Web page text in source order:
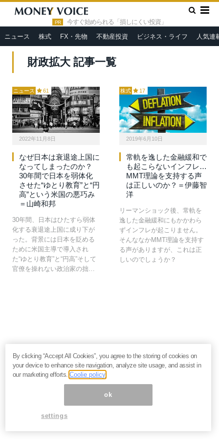
PR 今すぐ始められる「損しにくい投資」
ニュース 株式 FX・先物 不動産投資 ビジネス・ライフ 人気連
HOME » 財政拡大
財政拡大 記事一覧
ニュース 61
2022年11月8日
なぜ日本は衰退途上国に
なってしまったのか？
30年間で日本を弱体化
させた“ゆとり教育”と“円
高”という米国の悪巧み
＝山崎和邦
30年間、日本はひたすら弱体
化する衰退途上国に成り下が
った。背景には日本を貶める
ために米国主導で導入され
た“ゆとり教育”と“円高”そして
官僚を操れない政治家の拙…
株式 17
2019年6月10日
常軌を逸した金融緩和で
も起こらないインフレ…
MMT理論を支持する声
は正しいのか？＝伊藤智
洋
リーマンショック後、常軌を
逸した金融緩和にもかかわら
ずインフレが起こりません。
そんななかMMT理論を支持す
る声がありますが、これは正
しいのでしょうか？
いま読まれてます
株価乱高下「アドバンテスト」は買いか？AI特需の行方
と投資リスクを解説＝江口裕臣
株価下落「三菱重工」今が買い？長期投資家が見るべ
優待新設「大黒屋HD」は買いか？仕手株説をどう見る
べきか、大化けの4条件を解説＝金融ライター K.Y
By clicking “Accept All Cookies”, you agree to the storing of cookies on
your device to enhance site navigation, analyze site usage, and assist in
our marketing efforts.Coolie policy
ok
settings